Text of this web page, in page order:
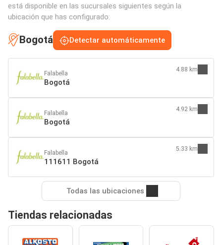
está disponible en las sucursales siguientes según la
ubicación que has configurado:
Bogotá Detectar automáticamente
Falabella
Bogotá
4.88 km
Falabella
Bogotá
4.92 km
Falabella
111611 Bogotá
5.33 km
Todas las ubicaciones
Tiendas relacionadas